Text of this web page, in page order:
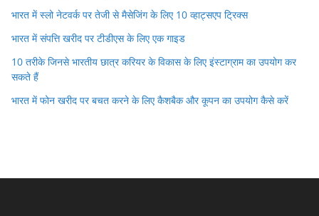
भारत में स्लो नेटवर्क पर तेजी से मैसेजिंग के लिए 10 व्हाट्सएप ट्रिक्स
भारत में संपत्ति खरीद पर टीडीएस के लिए एक गाइड
10 तरीके जिनसे भारतीय छात्र करियर के विकास के लिए इंस्टाग्राम का उपयोग कर
सकते हैं
भारत में फोन खरीद पर बचत करने के लिए कैशबैक और कूपन का उपयोग कैसे करें